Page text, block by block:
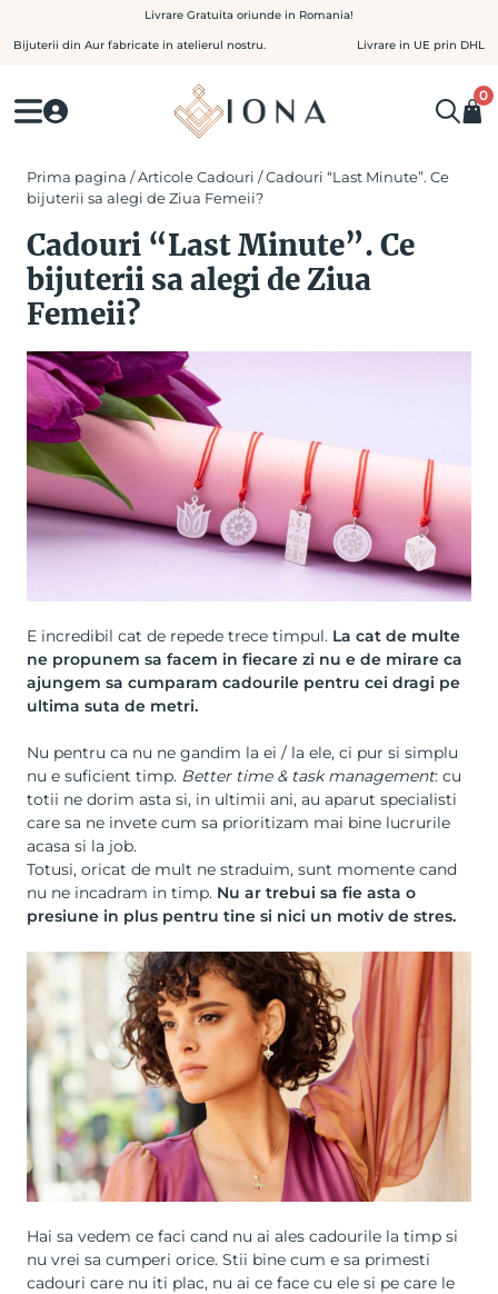
to
Livrare Gratuita oriunde in Romania!
Bijuterii din Aur fabricate in atelierul nostru. Livrare in UE prin DHL
0
Prima pagina /Articole Cadouri / Cadouri “Last Minute”. Ce
bijuterii sa alegi de Ziua Femeii?
Cadouri “Last Minute”. Ce
bijuterii sa alegi de Ziua
Femeii?
E incredibil cat de repede trece timpul. La cat de multe
ne propunem sa facem in fiecare zi nu e de mirare ca
ajungem sa cumparam cadourile pentru cei dragi pe
ultima suta de metri.
Nu pentru ca nu ne gandim la ei / la ele, ci pur si simplu
nu e suficient timp. Better time & task management: cu
totii ne dorim asta si, in ultimii ani, au aparut specialisti
care sa ne invete cum sa prioritizam mai bine lucrurile
acasa si la job.
Totusi, oricat de mult ne straduim, sunt momente cand
nu ne incadram in timp. Nu ar trebui sa fie asta o
presiune in plus pentru tine si nici un motiv de stres.
Hai sa vedem ce faci cand nu ai ales cadourile la timp si
nu vrei sa cumperi orice. Stii bine cum e sa primesti
cadouri care nu iti plac, nu ai ce face cu ele si pe care le